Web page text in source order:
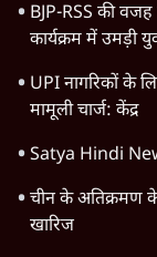
BJP-RSS की
कार्यक्रम में उमड़ी
UPI नागरिकों के
मामूली चार्ज: केंद्र
Satya Hindi
चीन के अतिक्रमण
खारिज